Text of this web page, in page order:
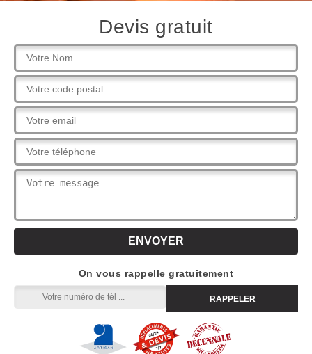
Devis gratuit
On vous rappelle gratuitement